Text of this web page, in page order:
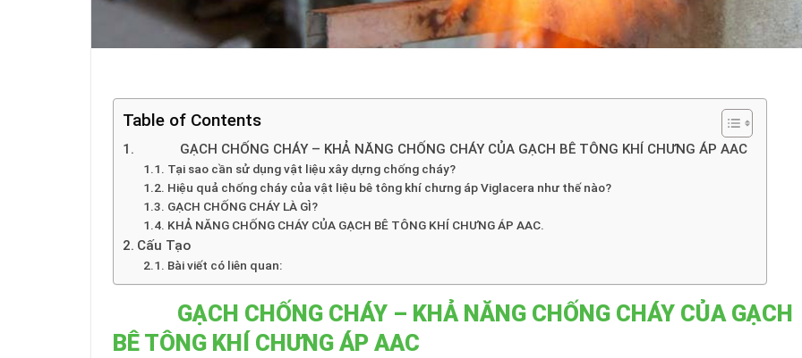
Table of Contents
GẠCH CHỐNG CHÁY – KHẢ NĂNG CHỐNG CHÁY CỦA GẠCH BÊ TÔNG KHÍ CHƯNG ÁP AAC
Tại sao cần sử dụng vật liệu xây dựng chống cháy?
Hiệu quả chống cháy của vật liệu bê tông khí chưng áp Viglacera như thế nào?
GẠCH CHỐNG CHÁY LÀ GÌ?
KHẢ NĂNG CHỐNG CHÁY CỦA GẠCH BÊ TÔNG KHÍ CHƯNG ÁP AAC.
Cấu Tạo
Bài viết có liên quan:
GẠCH CHỐNG CHÁY – KHẢ NĂNG CHỐNG CHÁY CỦA GẠCH
BÊ TÔNG KHÍ CHƯNG ÁP AAC